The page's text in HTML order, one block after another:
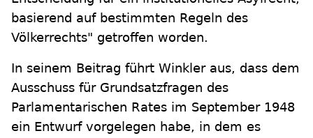
basierend auf bestimmten Regeln des
Völkerrechts" getroffen worden.
In seinem Beitrag führt Winkler aus, dass dem
Ausschuss für Grundsatzfragen des
Parlamentarischen Rates im September 1948
ein Entwurf vorgelegen habe, in dem es